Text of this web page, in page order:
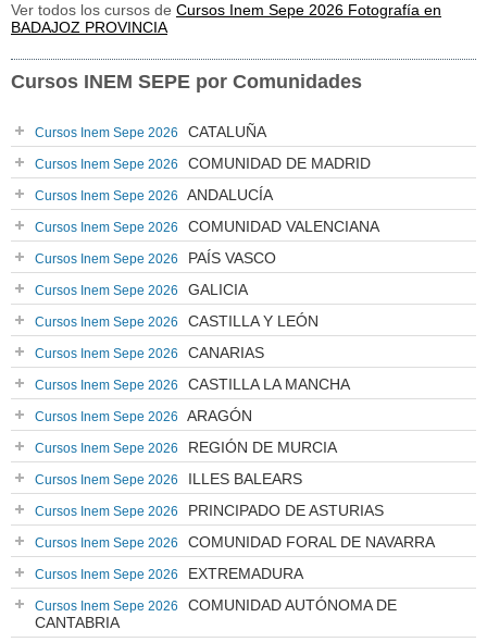
Ver todos los cursos de Cursos Inem Sepe 2026 Fotografía en
BADAJOZ PROVINCIA
Cursos INEM SEPE por Comunidades
Cursos Inem Sepe 2026 CATALUÑA
Cursos Inem Sepe 2026 COMUNIDAD DE MADRID
Cursos Inem Sepe 2026 ANDALUCÍA
Cursos Inem Sepe 2026 COMUNIDAD VALENCIANA
Cursos Inem Sepe 2026 PAÍS VASCO
Cursos Inem Sepe 2026 GALICIA
Cursos Inem Sepe 2026 CASTILLA Y LEÓN
Cursos Inem Sepe 2026 CANARIAS
Cursos Inem Sepe 2026 CASTILLA LA MANCHA
Cursos Inem Sepe 2026 ARAGÓN
Cursos Inem Sepe 2026 REGIÓN DE MURCIA
Cursos Inem Sepe 2026 ILLES BALEARS
Cursos Inem Sepe 2026 PRINCIPADO DE ASTURIAS
Cursos Inem Sepe 2026 COMUNIDAD FORAL DE NAVARRA
Cursos Inem Sepe 2026 EXTREMADURA
Cursos Inem Sepe 2026
COMUNIDAD AUTÓNOMA DE
CANTABRIA